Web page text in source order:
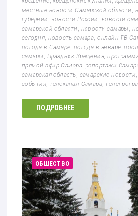
местные новости Самарской области ,
губернии , новости России , новости
самарской области , новости самары ,
сегодня,новость самара,онлайн ТВ
погода в Самаре, погода в январе,
самары , Праздник Крещения,
прямой эфир Самара,репортажи
самарская область, самарские новости
события,телеканал Самара,
ПОДРОБНЕЕ
ОБЩЕСТВО